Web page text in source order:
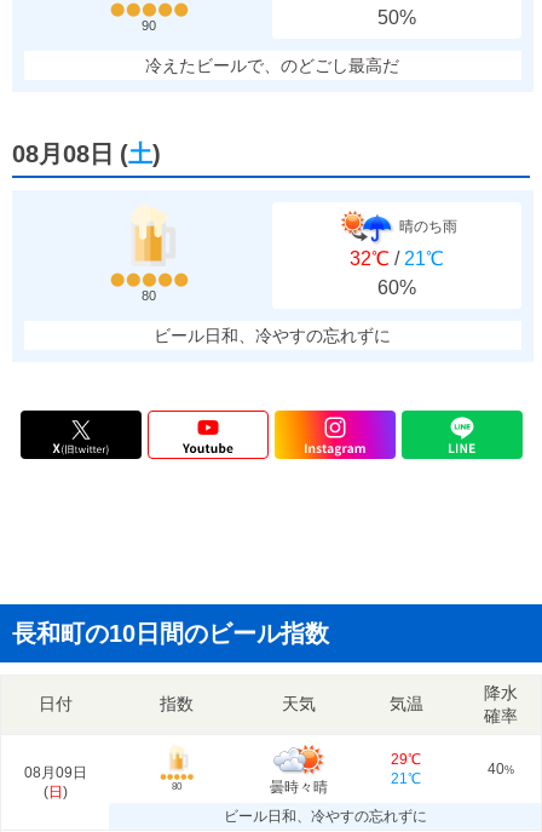
90
50%
冷えたビールで、のどごし最高だ
08月08日 (土)
80
晴のち雨
32℃ / 21℃
60%
ビール日和、冷やすの忘れずに
長和町の10日間のビール指数
日付 指数 天気 気温
降水
確率
08月09日
(日 ) 80 曇時々晴
29℃
21℃
40%
ビール日和、冷やすの忘れずに